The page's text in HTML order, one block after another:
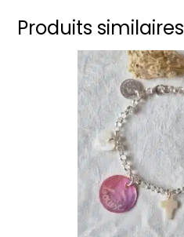
Produits similaires
Ce
produit
a
plusieurs
variations.
Les
options
peuvent
être
choisies